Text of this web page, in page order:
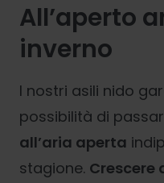
All’aperto
inverno
I nostri asili nido
possibilità di
all’aria aperta
stagione. Crescere